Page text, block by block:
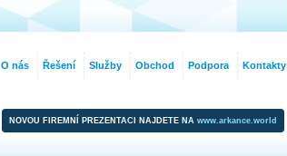
NOVOU FIREMNÍ PREZENTACI NAJDETE NA www.arkance.world
O nás Řešení Služby Obchod Podpora Kontakty